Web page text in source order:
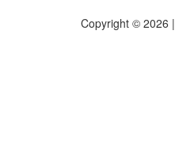
Copyright © 2026 |